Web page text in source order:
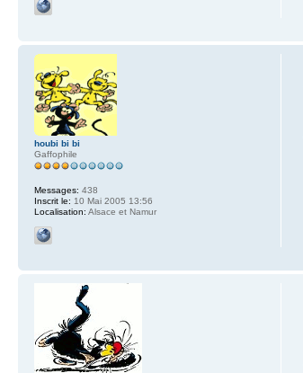
houbi bi bi
Gaffophile
Messages: 438
Inscrit le: 10 Mai 2005 13:56
Localisation: Alsace et Namur